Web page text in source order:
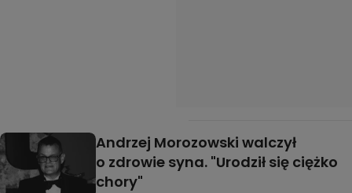
Andrzej Morozowski walczył
o zdrowie syna. "Urodził się ciężko
chory"